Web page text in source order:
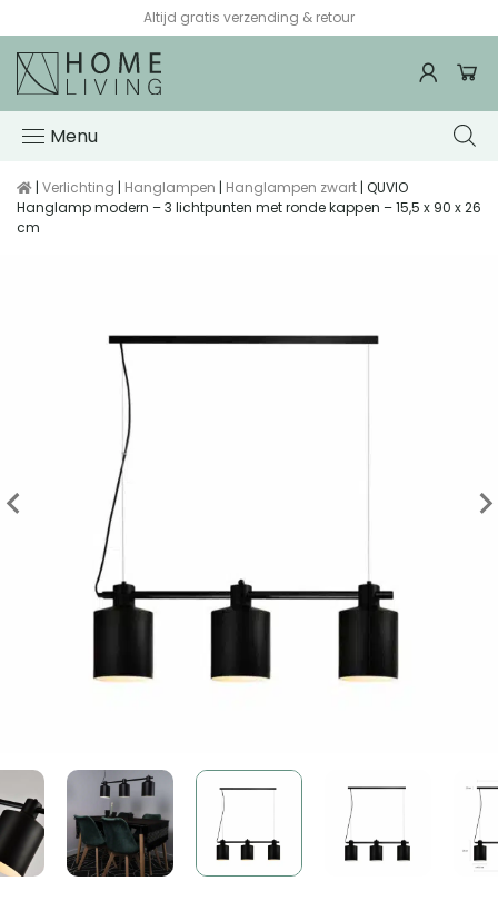
Altijd gratis verzending & retour
Menu
| Verlichting | Hanglampen | Hanglampen zwart | QUVIO
Hanglamp modern – 3 lichtpunten met ronde kappen – 15,5 x 90 x 26
cm